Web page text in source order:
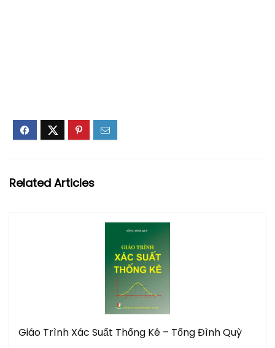
Related Articles
Giáo Trình Xác Suất Thống Kê – Tống Đình Quỳ